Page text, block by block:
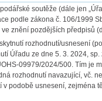
soutěže (dále jen
podle zákona č. 106/1999
znění pozdějších předpisů
rozhodnutí/usnesení
Úřadu ze dne 5. 3. 2024, sp.
09979/2024/500. Tím je
rozhodnutí navazující, vč.
v podobě usnesení, zejména